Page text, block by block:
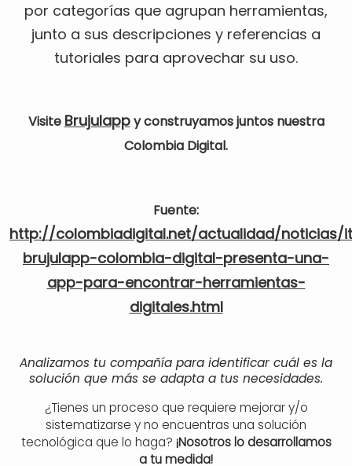
por categorías que agrupan herramientas,
junto a sus descripciones y referencias a
tutoriales para aprovechar su uso.
Visite Brujulappy construyamos juntos nuestra
Colombia Digital.
Fuente:
http://colombiadigital.net/actualidad/noticias/
brujulapp-colombia-digital-presenta-una-
app-para-encontrar-herramientas-
digitales.html
Analizamos tu compañía para identificar cuál es la
solución que más se adapta a tus necesidades.
¿Tienes un proceso que requiere mejorar y/o
sistematizarse y no encuentras una solución
tecnológica que lo haga? ¡Nosotros lo desarrollamos
a tu medida!